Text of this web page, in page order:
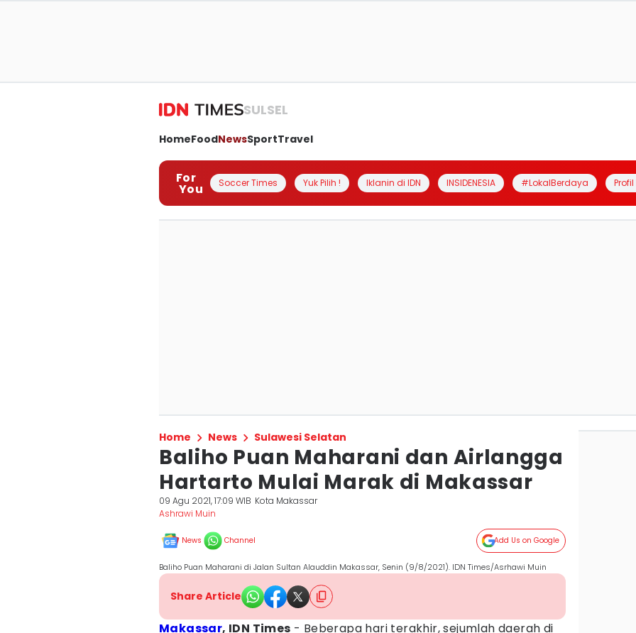
SULSEL
HomeFoodNewsSportTravel
For
You Soccer Times Yuk Pilih ! Iklanin di IDN INSIDENESIA #LokalBerdaya
Home News Sulawesi Selatan
Baliho Puan Maharani dan Airlangga
Hartarto Mulai Marak di Makassar
09 Agu 2021, 17:09 WIB Kota Makassar
Ashrawi Muin
News Channel Add Us on Google
Baliho Puan Maharani di Jalan Sultan Alauddin Makassar, Senin (9/8/2021). IDN Times/Asrhawi Muin
Share Article
Makassar, IDN Times - Beberapa hari terakhir, sejumlah daerah di